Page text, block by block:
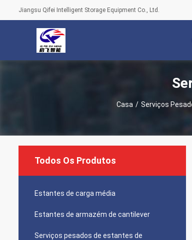
Jiangsu Qifei Intelligent Storage Equipment Co., Ltd.
Casa / Serviços
Todos Os Produtos
Estantes de carga média
Estantes de armazém de cantilever
Serviços pesados de estantes de